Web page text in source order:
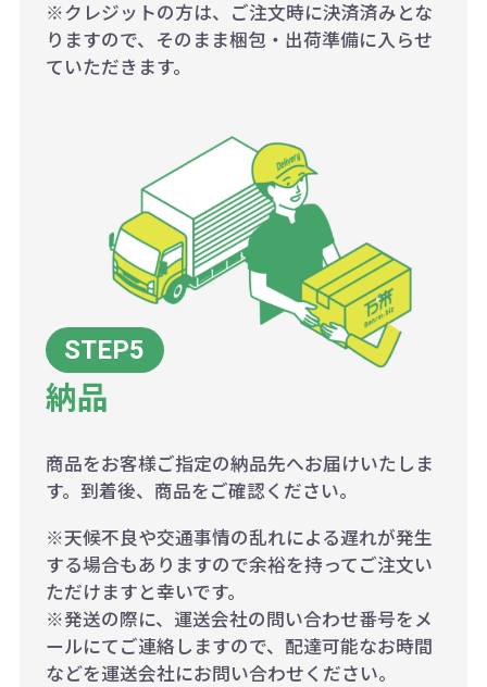
※クレジットの方は、ご注文時に決済済みとな
りますので、そのまま梱包・出荷準備に入らせ
ていただきます。
納品
商品をお客様ご指定の納品先へお届けいたしま
す。到着後、商品をご確認ください。
※天候不良や交通事情の乱れによる遅れが発生
する場合もありますので余裕を持ってご注文い
ただけますと幸いです。
※発送の際に、運送会社の問い合わせ番号をメ
ールにてご連絡しますので、配達可能なお時間
などを運送会社にお問い合わせください。